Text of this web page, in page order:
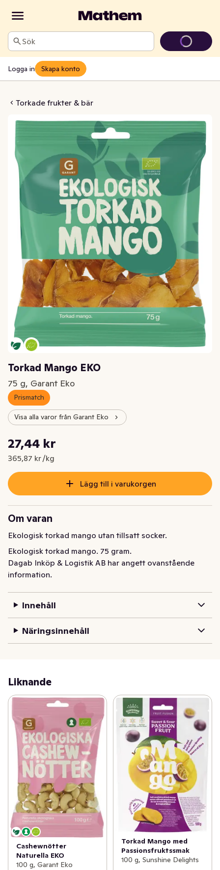
Sök
Logga in Skapa konto
Torkade frukter & bär
Mango EKO
Torkad Mango EKO
75 g, Garant Eko
Prismatch
Visa alla varor från Garant Eko
Nuvarande pris är: 27,44 kr
27,44 kr
365,87 kr /kg
Styckpris: 365,87 kr /kg
Lägg till i varukorgen
Om varan
Ekologisk torkad mango utan tillsatt socker.
Ekologisk torkad mango. 75 gram.
Dagab Inköp & Logistik AB har angett ovanstående
information.
Innehåll
Näringsinnehåll
Liknande
Cashewnötter
Naturella EKO
100 g, Garant Eko
Torkad Mango med
Passionsfruktssmak
100 g, Sunshine Delights